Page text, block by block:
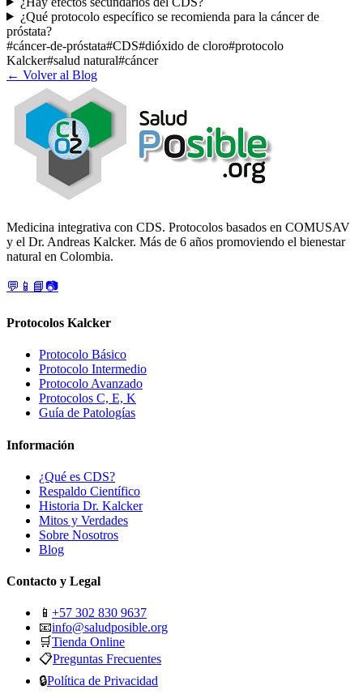
¿Qué protocolo específico se recomienda para la cáncer de
próstata?
#cáncer-de-próstata#CDS#dióxido de cloro#protocolo
Kalcker#salud natural#cáncer
← Volver al Blog
Medicina integrativa con CDS. Protocolos basados en COMUSAV
y el Dr. Andreas Kalcker. Más de 6 años promoviendo el bienestar
natural en Colombia.
💬 📱 📘📷
Protocolos Kalcker
Protocolo Básico
Protocolo Intermedio
Protocolo Avanzado
Protocolos C, E, K
Guía de Patologías
Información
¿Qué es CDS?
Respaldo Científico
Historia Dr. Kalcker
Mitos y Verdades
Sobre Nosotros
Blog
Contacto y Legal
📱 +57 302 830 9637
📧info@saludposible.org
🛒Tienda Online
📋Preguntas Frecuentes
🔒Política de Privacidad